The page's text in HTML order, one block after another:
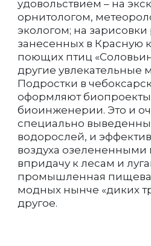
удовольствием – на
орнитологом,
экологом; на зарисовки
занесенных в Красную
поющих птиц
другие увлекательные
Подростки в
оформляют биопроекты
биоинженерии. Это и
специально
водорослей, и
воздуха озелененными
впридачу к лесам и
промышленная
модных нынче «диких
другое.